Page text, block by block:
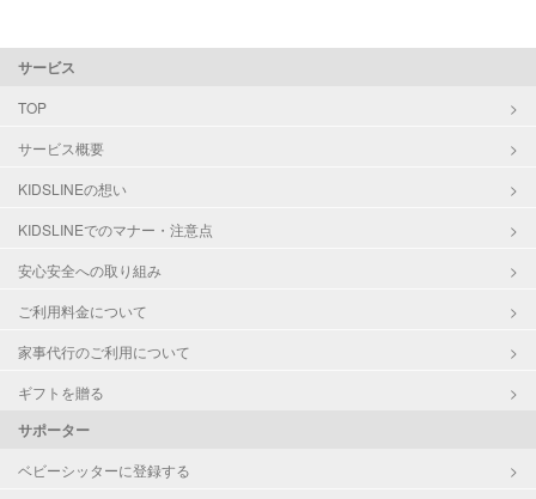
サービス
TOP
サービス概要
KIDSLINEの想い
KIDSLINEでのマナー・注意点
安心安全への取り組み
ご利用料金について
家事代行のご利用について
ギフトを贈る
サポーター
ベビーシッターに登録する